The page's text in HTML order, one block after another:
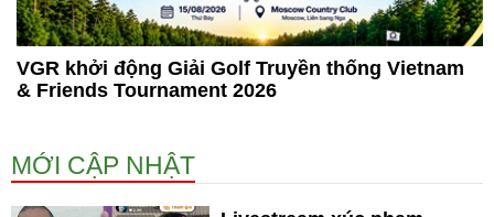
VGR khởi động Giải Golf Truyền thống Vietnam
& Friends Tournament 2026
MỚI CẬP NHẬT